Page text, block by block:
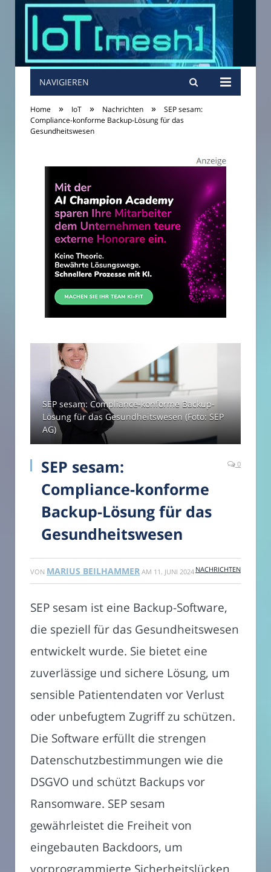
NAVIGIEREN
Home » IoT » Nachrichten »
SEP sesam:
Compliance-konforme Backup-Lösung für das
Gesundheitswesen
SEP sesam: Compliance-konforme Backup-
Lösung für das Gesundheitswesen (Foto: SEP
AG)
SEP sesam:
Compliance-konforme
Backup-Lösung für das
Gesundheitswesen
0
VON MARIUS BEILHAMMER AM 11. JUNI 2024 NACHRICHTEN
SEP sesam ist eine Backup-Software,
die speziell für das Gesundheitswesen
entwickelt wurde. Sie bietet eine
zuverlässige und sichere Lösung, um
sensible Patientendaten vor Verlust
oder unbefugtem Zugriff zu schützen.
Die Software erfüllt die strengen
Datenschutzbestimmungen wie die
DSGVO und schützt Backups vor
Ransomware. SEP sesam
gewährleistet die Freiheit von
eingebauten Backdoors, um